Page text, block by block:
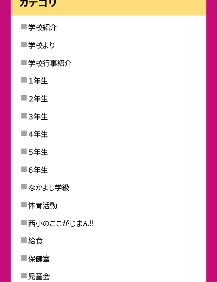
学校紹介
学校より
学校行事紹介
１年生
２年生
３年生
４年生
５年生
６年生
なかよし学級
体育活動
西小のここがじまん!!
給食
保健室
児童会